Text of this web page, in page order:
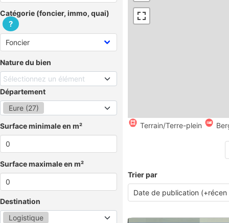
Catégorie (foncier, immo, quai)
?
Nature du bien
Sélectionnez un élément
Département
Eure (27)
Surface minimale en m²
Surface maximale en m²
Destination
Logistique
Terrain/Terre-plein
Trier par